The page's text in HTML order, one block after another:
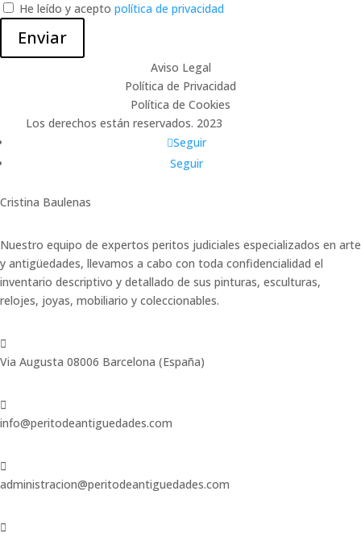
He leído y acepto política de privacidad
Enviar
Aviso Legal
Política de Privacidad
Política de Cookies
Los derechos están reservados. 2023
Seguir
Seguir
Cristina Baulenas
Nuestro equipo de expertos peritos judiciales especializados en arte
y antigüedades, llevamos a cabo con toda confidencialidad el
inventario descriptivo y detallado de sus pinturas, esculturas,
relojes, joyas, mobiliario y coleccionables.

Via Augusta 08006 Barcelona (España)

info@peritodeantiguedades.com

administracion@peritodeantiguedades.com
